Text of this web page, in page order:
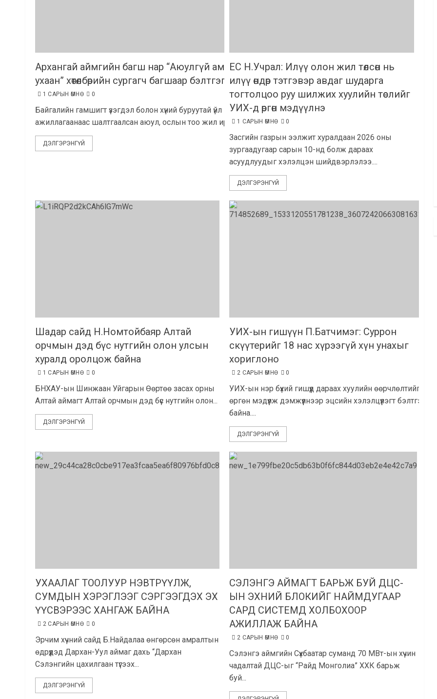
Архангай аймгийн багш нар “Аюулгүй амьдрах
ухаан” хөтөлбөрийн сургагч багшаар бэлтгэгдлээ
1 САРЫН ӨМНӨ 0
Байгалийн гамшигт үзэгдэл болон хүний буруутай үйл
ажиллагаанаас шалтгаалсан аюул, ослын тоо жил ирэх...
ДЭЛГЭРЭНГҮЙ
ЕС Н.Учрал: Илүү олон жил төлсөн нь
илүү өндөр тэтгэвэр авдаг шударга
тогтолцоо руу шилжих хуулийн төслийг
УИХ-д өргөн мэдүүлнэ
1 САРЫН ӨМНӨ 0
Засгийн газрын ээлжит хуралдаан 2026 оны
зургаадугаар сарын 10-нд болж дараах
асуудлуудыг хэлэлцэн шийдвэрлэлээ....
ДЭЛГЭРЭНГҮЙ
Шадар сайд Н.Номтойбаяр Алтай
орчмын дэд бүс нутгийн олон улсын
хуралд оролцож байна
1 САРЫН ӨМНӨ 0
БНХАУ-ын Шинжаан Уйгарын Өөртөө засах орны
Алтай аймагт Алтай орчмын дэд бүс нутгийн олон...
ДЭЛГЭРЭНГҮЙ
УИХ-ын гишүүн П.Батчимэг: Суррон
скүүтерийг 18 нас хүрээгүй хүн унахыг
хориглоно
2 САРЫН ӨМНӨ 0
УИХ-ын нэр бүхий гишүүд дараах хуулийн өөрчлөлтийг
өргөн мэдүүлж дэмжүүлнээр эцсийн хэлэлцүүлэгт бэлтгээд
байна....
ДЭЛГЭРЭНГҮЙ
УХААЛАГ ТООЛУУР НЭВТРҮҮЛЖ,
СУМДЫН ХЭРЭГЛЭЭГ СЭРГЭЭГДЭХ ЭХ
ҮҮСВЭРЭЭС ХАНГАЖ БАЙНА
2 САРЫН ӨМНӨ 0
Эрчим хүчний сайд Б.Найдалаа өнгөрсөн амралтын
өдрүүдэд Дархан-Уул аймаг дахь “Дархан
Сэлэнгийн цахилгаан түгээх...
ДЭЛГЭРЭНГҮЙ
СЭЛЭНГЭ АЙМАГТ БАРЬЖ БУЙ ДЦС-
ЫН ЭХНИЙ БЛОКИЙГ НАЙМДУГААР
САРД СИСТЕМД ХОЛБОХООР
АЖИЛЛАЖ БАЙНА
2 САРЫН ӨМНӨ 0
Сэлэнгэ аймгийн Сүхбаатар суманд 70 МВт-ын хүчин
чадалтай ДЦС-ыг “Райд Монголиа” ХХК барьж
буй...